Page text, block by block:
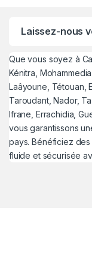
Laissez-nous
Que vous soyez à
Kénitra,
Laâyoune, Tétouan,
Taroudant, Nador,
Ifrane, Errachidia,
vous garantissons
pays. Bénéficiez des
fluide et sécurisée